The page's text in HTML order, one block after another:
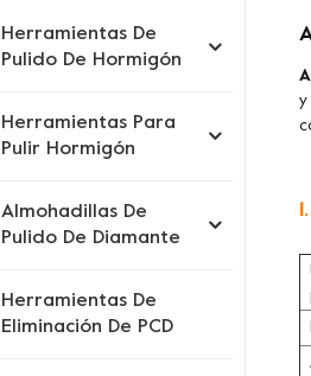
y
Herramientas De
Pulido De Hormigón
Herramientas Para
Pulir Hormigón
Almohadillas De
Pulido De Diamante
Herramientas De
Eliminación De PCD